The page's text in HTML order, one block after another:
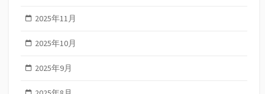
2025年11月
2025年10月
2025年9月